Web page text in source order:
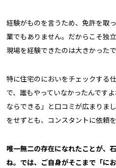
経験がものを言うため、免許を取
業でもありません。だからこそ独
現場を経験できたのは大きかったで
特に住宅のにおいをチェックする
で、誰もやっていなかったんです
ならできる」と口コミが広まりま
をせずとも、コンスタントに依頼
――唯一無二の存在になれたことが
ね。では、ご自身がそこまで「に